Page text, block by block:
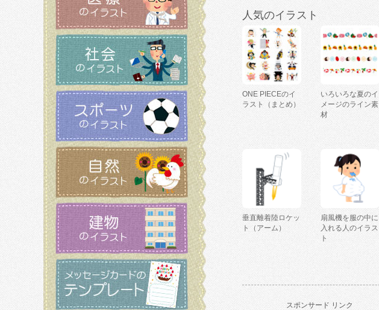
人気のイラスト
ONE PIECEのイ
ラスト（まとめ）
いろいろな夏のイ
メージのライン素
材
垂直離着陸ロケッ
ト（アーム）
扇風機を服の中に
入れる人のイラス
ト
スポンサード リンク